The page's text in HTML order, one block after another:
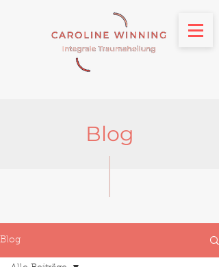
Blog
Blog